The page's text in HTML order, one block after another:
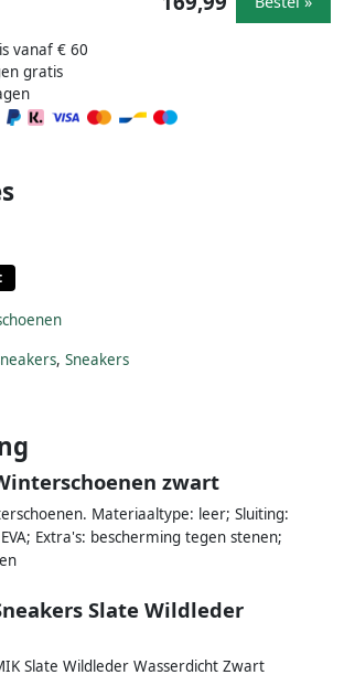
vanaf € 60
gratis
, Sneakers
zwart
Materiaaltype: leer; Sluiting:
Extra's: bescherming tegen stenen;
Slate Wildleder
Slate Wildleder Wasserdicht Zwart